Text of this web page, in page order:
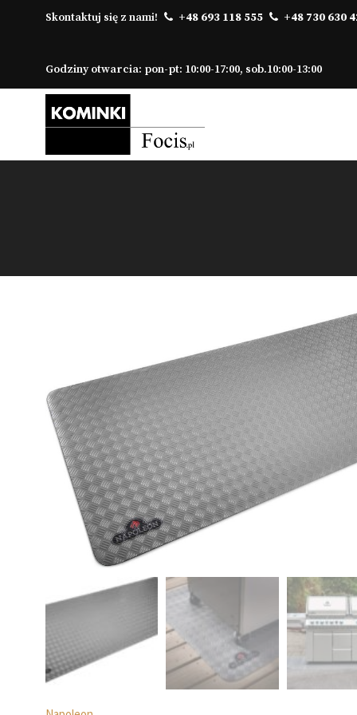
Skontaktuj się z nami! +48 693 118 555 +48 730 630
Godziny otwarcia: pon-pt: 10:00-17:00, sob.10:00-13:00